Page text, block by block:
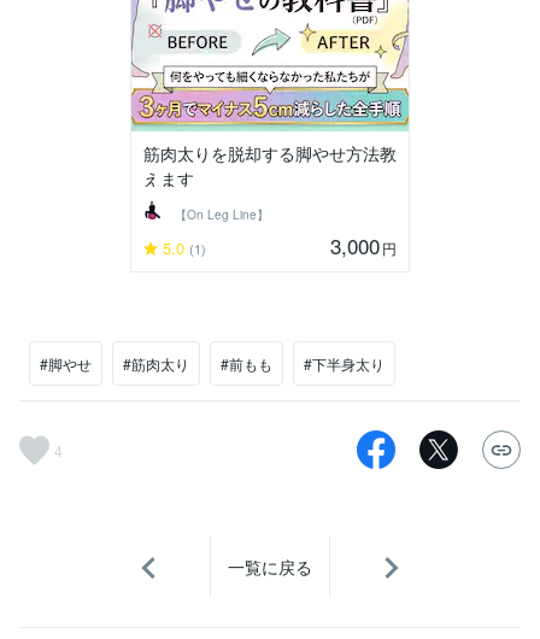
筋肉太りを脱却する脚やせ方法教
えます
【On Leg Line】
5.0 (1) 3,000円
#脚やせ #筋肉太り #前もも #下半身太り
4
一覧に戻る